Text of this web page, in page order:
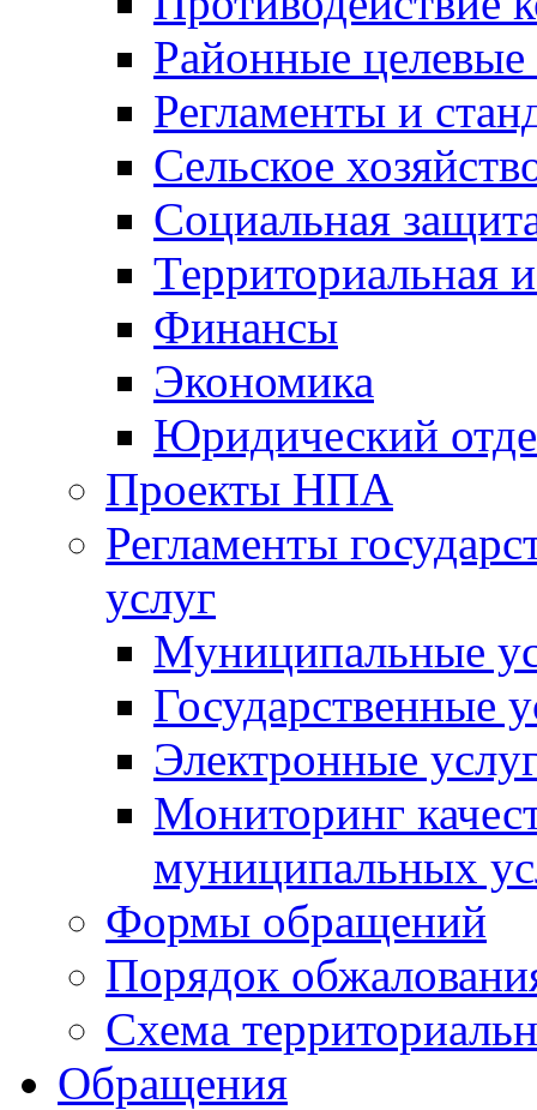
Районные
Регламенты и
Сельское
Социальная
Территориальная
Финансы
Экономика
Юридический
Проекты НПА
Регламенты
услуг
Муниципальные
Государственные
Электронные
Мониторинг
муниципальных
Формы обращений
Порядок
Схема
Обращения